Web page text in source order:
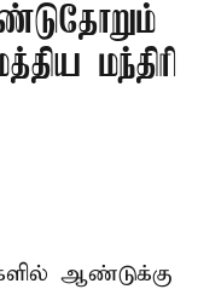
மந்திரி
ஆண்டுக்கு